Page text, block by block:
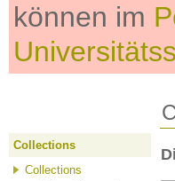
können im
Collections
Collections